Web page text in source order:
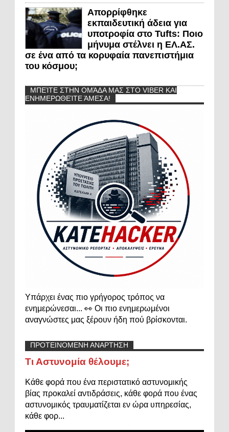
Απορρίφθηκε
εκπαιδευτική άδεια για
υποτροφία στο Tufts: Ποιο
μήνυμα στέλνει η ΕΛ.ΑΣ.
σε ένα από τα κορυφαία πανεπιστήμια
του κόσμου;
ΜΠΕΊΤΕ ΣΤΗΝ ΟΜΆΔΑ ΜΑΣ ΣΤΟ VIBER ΚΑΙ
ΕΝΗΜΕΡΩΘΕΊΤΕ ΆΜΕΣΑ!
Υπάρχει ένας πιο γρήγορος τρόπος να
ενημερώνεσαι... 👀 Οι πιο ενημερωμένοι
αναγνώστες μας ξέρουν ήδη πού βρίσκονται.
ΠΡΟΤΕΙΝΟΜΕΝΗ ΑΝΑΡΤΗΣΗ
Τι Αστυνομία θέλουμε;
Κάθε φορά που ένα περιστατικό αστυνομικής
βίας προκαλεί αντιδράσεις, κάθε φορά που ένας
αστυνομικός τραυματίζεται εν ώρα υπηρεσίας,
κάθε φορ...